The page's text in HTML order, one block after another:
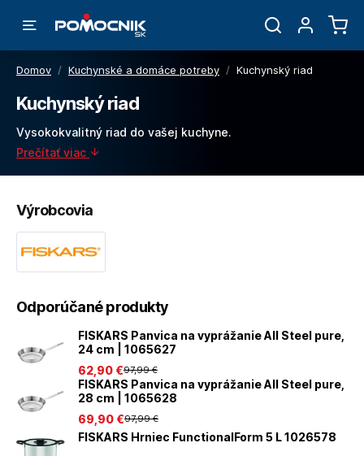
Domov / Kuchynské a domáce potreby / Kuchynský riad
Kuchynský riad
Vysokokvalitný riad do vašej kuchyne.
Prečítať viac
Výrobcovia
Odporúčané produkty
FISKARS Panvica na vyprážanie All Steel pure,
24 cm | 1065627
97,99 €
62 ,90 €
FISKARS Panvica na vyprážanie All Steel pure,
28 cm | 1065628
97,99 €
69 ,90 €
FISKARS Hrniec FunctionalForm 5 L 1026578